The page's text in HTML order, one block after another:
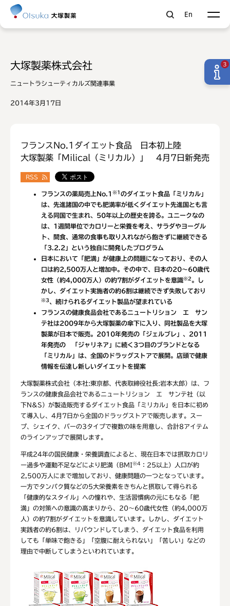
En
大塚製薬株式会社
ニュートラシューティカルズ関連事業
2014年3月17日
フランスNo.1ダイエット食品 日本初上陸
大塚製薬「Milical（ミリカル）」 4月7日新発売
RSS
フランスの薬局売上No.1 ※1 のダイエット食品「ミリカル」
は、先進諸国の中でも肥満率が低くダイエット先進国とも言
える同国で生まれ、50年以上の歴史を誇る。ユニークなの
は、1週間単位でカロリーと栄養を考え、サラダやヨーグル
ト、間食、通常の食事も取り入れながら飽きずに継続できる
「3.2.2」という独自に開発したプログラム
日本において「肥満」が健康上の問題になっており、その人
口は約2,500万人と増加中。その中で、日本の20～60歳代
女性（約4,000万人）の約7割がダイエットを意識※2 。し
かし、ダイエット実施者の約6割は継続できず失敗しており
※3 、続けられるダイエット製品が望まれている
フランスの健康食品会社であるニュートリション エ サン
テ社は2009年から大塚製薬の傘下に入り、同社製品を大塚
製薬が日本で販売。2010年発売の「ジェルブレ」、2011
年発売の 「ジャリネア」に続く3つ目のブランドとなる
「ミリカル」は、全国のドラッグストアで展開。店頭で健康
情報を伝達し新しいダイエットを提案
大塚製薬株式会社（本社:東京都、代表取締役社長:岩本太郎）は、フ
ランスの健康食品会社であるニュートリション エ サンテ社（以
下N&S）が製造販売するダイエット食品「ミリカル」を日本に初め
て導入し、4月7日から全国のドラッグストアで販売します。スー
プ、シェイク、バーの3タイプで複数の味を用意し、合計8アイテム
のラインアップで展開します。
平成24年の国民健康・栄養調査によると、現在日本では摂取カロリ
ー過多や運動不足などにより肥満（BMI※4
：25以上）人口が約
2,500万人にまで増加しており、健康問題の一つとなっています。
一方でタンパク質などの5大栄養素をきちんと摂取して得られる
「健康的なスタイル」への憧れや、生活習慣病の元にもなる「肥
満」の対策への意識の高まりから、20～60歳代女性（約4,000万
人）の約7割がダイエットを意識しています。しかし、ダイエット
実践者の約6割は、リバウンドしてしまう、ダイエット食品を利用
しても「単味で飽きる」「空腹に耐えられない」「苦しい」などの
理由で中断してしまうといわれています。
3